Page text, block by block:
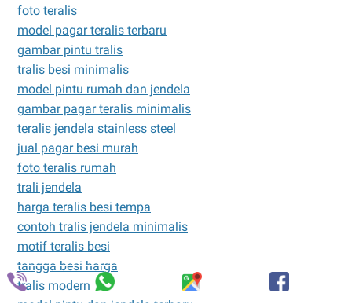
foto teralis
model pagar teralis terbaru
gambar pintu tralis
tralis besi minimalis
model pintu rumah dan jendela
gambar pagar teralis minimalis
teralis jendela stainless steel
jual pagar besi murah
foto teralis rumah
trali jendela
harga teralis besi tempa
contoh tralis jendela minimalis
motif teralis besi
tangga besi harga
tralis modern